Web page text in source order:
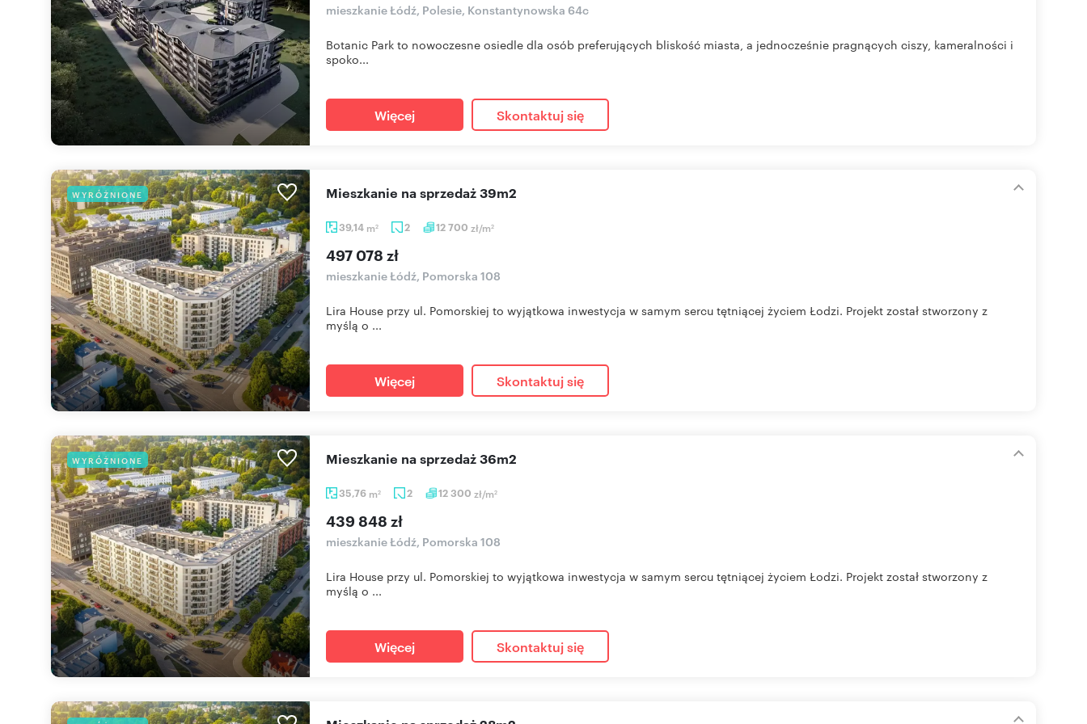
mieszkanie Łódź, Polesie, Konstantynowska 64c
Botanic Park to nowoczesne osiedle dla osób preferujących bliskość miasta, a jednocześnie pragnących ciszy, kameralności i
spoko...
Więcej Skontaktuj się
WYRÓŻNIONE
39,14 m2 2 12 700 zł/m2
mieszkanie na sprzedaż 39m2
497 078 zł
mieszkanie Łódź, Pomorska 108
Lira House przy ul. Pomorskiej to wyjątkowa inwestycja w samym sercu tętniącej życiem Łodzi. Projekt został stworzony z
myślą o ...
Więcej Skontaktuj się
WYRÓŻNIONE
35,76 m2 2 12 300 zł/m2
mieszkanie na sprzedaż 36m2
439 848 zł
mieszkanie Łódź, Pomorska 108
Lira House przy ul. Pomorskiej to wyjątkowa inwestycja w samym sercu tętniącej życiem Łodzi. Projekt został stworzony z
myślą o ...
Więcej Skontaktuj się